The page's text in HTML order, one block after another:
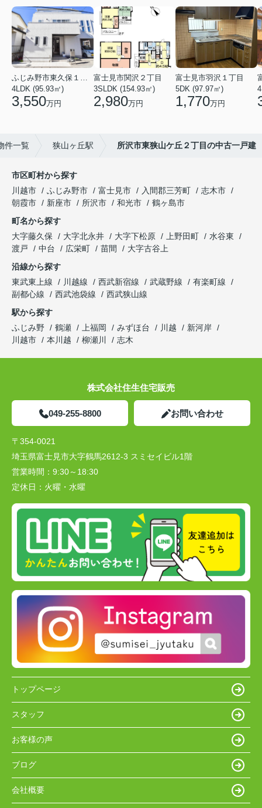
4LDK (95.93㎡)
3,550万円
富士見市関沢２丁目
3SLDK (154.93㎡)
2,980万円
富士見市羽沢１丁目
5DK (97.97㎡)
1,770万円
件一覧 狭山ヶ丘駅 所沢市東狭山ケ丘２丁目の中古一戸建
市区町村から探す
川越市
ふじみ野市 富士見市 入間郡三芳町
志木市
朝霞市
新座市 所沢市 和光市
鶴ヶ島市
町名から探す
大字藤久保
大字北永井 大字下松原 上野田町
水谷東
渡戸
中台 広栄町 苗間
大字古谷上
沿線から探す
東武東上線
川越線 西武新宿線 武蔵野線
有楽町線
副都心線
西武池袋線
西武狭山線
駅から探す
ふじみ野
鶴瀬 上福岡 みずほ台 川越
新河岸
川越市
本川越 柳瀬川 志木
株式会社住生住宅販売
049-255-8800 お問い合わせ
〒354-0021
埼玉県富士見市大字鶴馬2612-3 スミセイビル1階
営業時間： 9:30～18:30
定休日： 火曜・水曜
トップページ
スタッフ
お客様の声
ブログ
会社概要